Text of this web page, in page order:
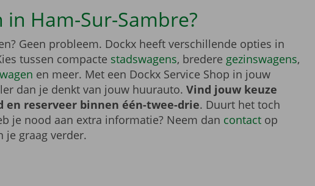
Ham-Sur-Sambre?
Geen probleem. Dockx heeft verschillende opties in
tussen compacte stadswagens, bredere gezinswagens,
en meer. Met een Dockx Service Shop in jouw
dan je denkt van jouw huurauto. Vind jouw keuze
en reserveer binnen één-twee-drie. Duurt het toch
je nood aan extra informatie? Neem dan contactop
je graag verder.